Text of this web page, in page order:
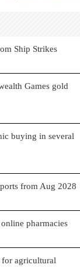
Ship Strikes
Games gold
buying in several
from Aug 2028
pharmacies
agricultural